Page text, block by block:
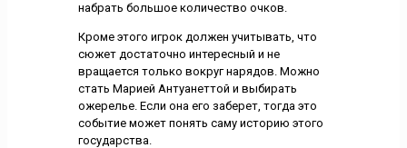
набрать большое количество очков.
Кроме этого игрок должен учитывать, что
сюжет достаточно интересный и не
вращается только вокруг нарядов. Можно
стать Марией Антуанеттой и выбирать
ожерелье. Если она его заберет, тогда это
событие может понять саму историю этого
государства.